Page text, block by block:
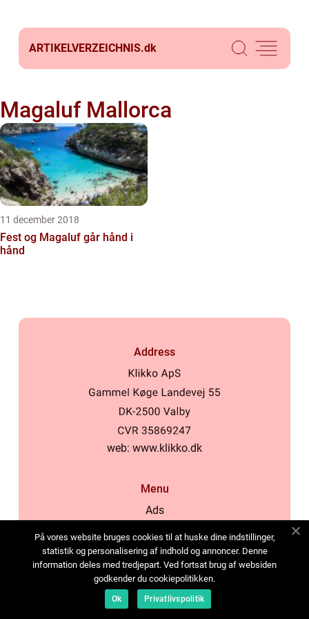
ARTIKELVERZEICHNIS.dk
Magaluf Mallorca
11 december 2018
Fest og Magaluf går hånd i
hånd
Address
web: www.klikko.dk
Menu
Ads
Cookies
Contact
Sitemap
På vores website bruges cookies til at huske dine indstillinger,
statistik og personalisering af indhold og annoncer. Denne
information deles med tredjepart. Ved fortsat brug af websiden
godkender du cookiepolitikken.
Ok Privatlivspolitik